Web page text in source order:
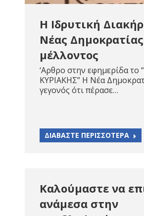
Η Ιδρυτική
Νέας
μέλλοντος
‘Αρθρο στην εφημερίδα
ΚΥΡΙΑΚΗΣ” Η Νέα
γεγονός ότι πέρασε…
ΔΙΑΒΑΣΤΕ ΠΕΡΙΣΣΟΤΕΡΑ
Καλούμαστε να
ανάμεσα στην